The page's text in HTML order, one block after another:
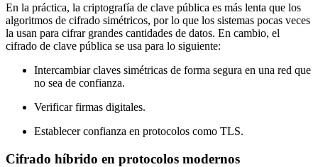
En la práctica, la criptografía de clave pública es más lenta que los
algoritmos de cifrado simétricos, por lo que los sistemas pocas veces
la usan para cifrar grandes cantidades de datos. En cambio, el
cifrado de clave pública se usa para lo siguiente:
Intercambiar claves simétricas de forma segura en una red que
no sea de confianza.
Verificar firmas digitales.
Establecer confianza en protocolos como TLS.
Cifrado híbrido en protocolos modernos